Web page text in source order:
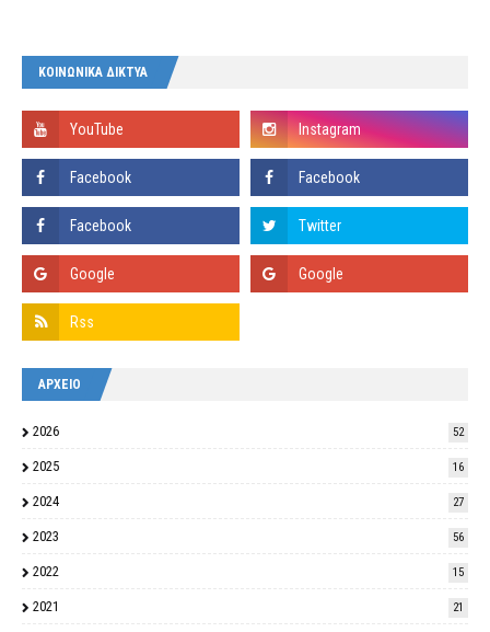
ΚΟΙΝΩΝΙΚΑ ΔΙΚΤΥΑ
ΑΡΧΕΙΟ
2026 52
2025 16
2024 27
2023 56
2022 15
2021 21